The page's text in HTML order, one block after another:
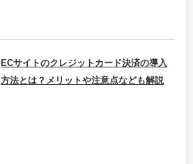
ECサイトのクレジットカード決済の導入
方法とは？メリットや注意点なども解説